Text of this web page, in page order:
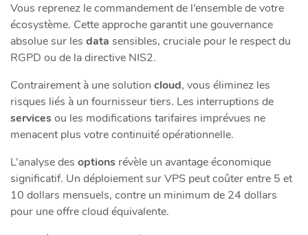
Vous reprenez le commandement de l’ensemble de votre
écosystème. Cette approche garantit une gouvernance
absolue sur les data sensibles, cruciale pour le respect du
RGPD ou de la directive NIS2.
Contrairement à une solution cloud, vous éliminez les
risques liés à un fournisseur tiers. Les interruptions de
servicesou les modifications tarifaires imprévues ne
menacent plus votre continuité opérationnelle.
L’analyse des options révèle un avantage économique
significatif. Un déploiement sur VPS peut coûter entre 5 et
10 dollars mensuels, contre un minimum de 24 dollars
pour une offre cloud équivalente.